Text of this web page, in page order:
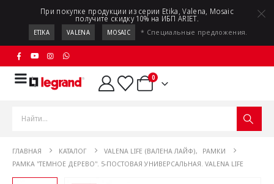
При покупке продукции из серии Etika, Valena, Mosaic
получите скидку 10% на ИБП ARIET.
ETIKA VALENA MOSAIC * Специальные предложения.
0
ГЛАВНАЯ КАТАЛОГ VALENA LIFE (ВАЛЕНА ЛАЙФ),
РАМКИ
РАМКА "ТЕМНОЕ ДЕРЕВО". 5-ПОСТОВАЯ УНИВЕРСАЛЬНАЯ. VALENA LIFE